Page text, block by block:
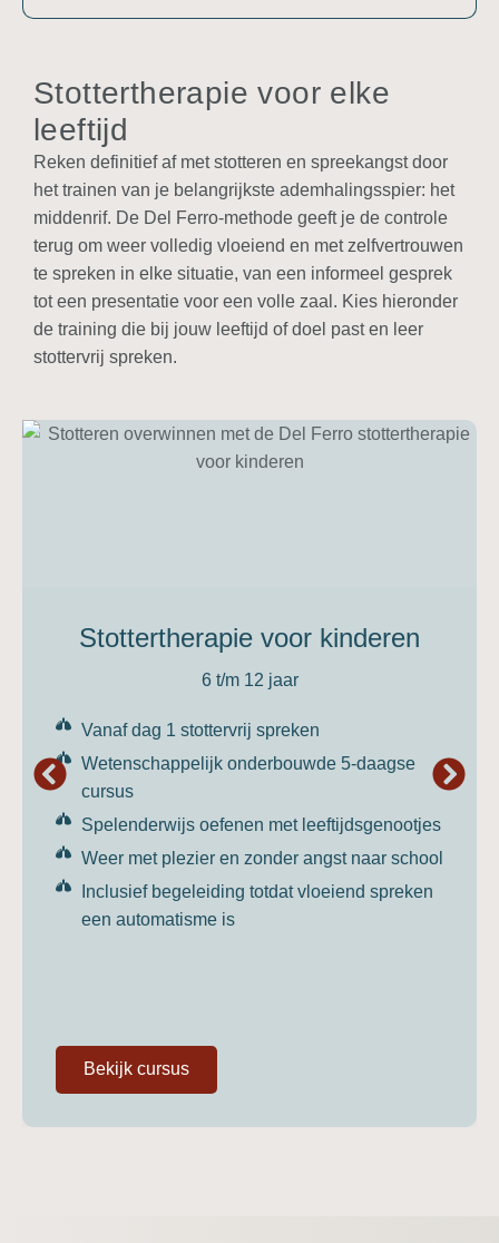
Stottertherapie voor elke
leeftijd
Reken definitief af met stotteren en spreekangst door
het trainen van je belangrijkste ademhalingsspier: het
middenrif. De Del Ferro-methode geeft je de controle
terug om weer volledig vloeiend en met zelfvertrouwen
te spreken in elke situatie, van een informeel gesprek
tot een presentatie voor een volle zaal. Kies hieronder
de training die bij jouw leeftijd of doel past en leer
stottervrij spreken.
Stottertherapie voor kinderen
6 t/m 12 jaar
Vanaf dag 1 stottervrij spreken
Wetenschappelijk onderbouwde 5-daagse
cursus
Spelenderwijs oefenen met leeftijdsgenootjes
Weer met plezier en zonder angst naar school
Inclusief begeleiding totdat vloeiend spreken
een automatisme is
Bekijk cursus